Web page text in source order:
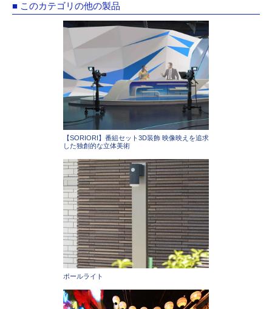
■ このカテゴリの他の製品
【SORIORI】番組セット3D装飾 映像映えを追求
した独創的な立体美術
ポールライト